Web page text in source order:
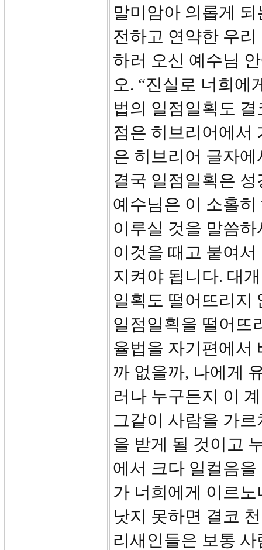
말미암아 의롭게
전하고 연약한 우
하러 오신 예수님
오. “진실로 너희에
법의 일점일획도
점은 히브리어에서
은 히브리어 글자
결국 일점일획은
예수님은 이 소홀
이루실 것을 말씀
이것을 때고 붙여
지켜야 됩니다. 대
일획도 떨어뜨리지
일점일획을 떨어뜨
율법을 자기편에서
까 없을까, 나에게
러나 누구든지 이
그같이 사람을 가
을 받게 될 것이고
에서 크다 일컬음
가 너희에게 이르
낫지 못하면 결코
리새인들은 보통